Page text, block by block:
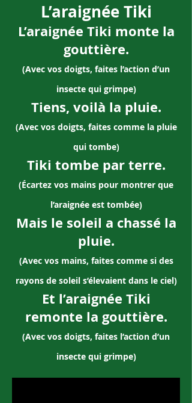
L’araignée Tiki
L’araignée Tiki monte la
gouttière.
(Avec vos doigts, faites l’action d’un
insecte qui grimpe)
Tiens, voilà la pluie.
(Avec vos doigts, faites comme la pluie
qui tombe)
Tiki tombe par terre.
(Écartez vos mains pour montrer que
l’araignée est tombée)
Mais le soleil a chassé la
pluie.
(Avec vos mains, faites comme si des
rayons de soleil s’élevaient dans le ciel)
Et l’araignée Tiki
remonte la gouttière.
(Avec vos doigts, faites l’action d’un
insecte qui grimpe)